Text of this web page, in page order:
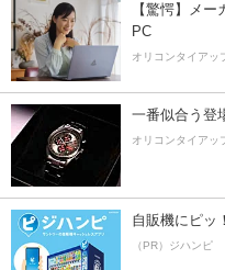
【驚愕】メ
PC
オリコンタイアッ
一番似合う登
オリコンタイアッ
自販機にピッ
（PR）ジハンピ